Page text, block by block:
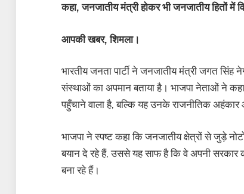
कहा, जनजातीय मंत्री होकर भी जनजातीय हितों
आपकी खबर, शिमला।
भारतीय जनता पार्टी ने जनजातीय मंत्री जगत सिंह
संस्थाओं का अपमान बताया है। भाजपा नेताओं ने
पहुँचाने वाला है, बल्कि यह उनके राजनीतिक
भाजपा ने स्पष्ट कहा कि जनजातीय क्षेत्रों से जुड़े
बयान दे रहे हैं, उससे यह साफ है कि वे अपनी सरकार
बना रहे हैं।